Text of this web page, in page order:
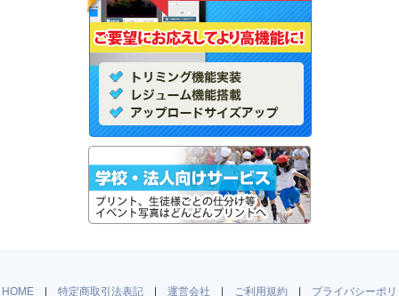
HOME 特定商取引法表記 運営会社 ご利用規約 プライバシーポリ